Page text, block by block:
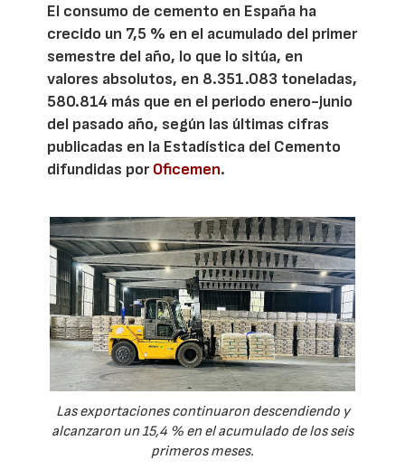
El consumo de cemento en España ha
crecido un 7,5 % en el acumulado del primer
semestre del año, lo que lo sitúa, en
valores absolutos, en 8.351.083 toneladas,
580.814 más que en el periodo enero-junio
del pasado año, según las últimas cifras
publicadas en la Estadística del Cemento
difundidas porOficemen.
Las exportaciones continuaron descendiendo y
alcanzaron un 15,4 % en el acumulado de los seis
primeros meses.